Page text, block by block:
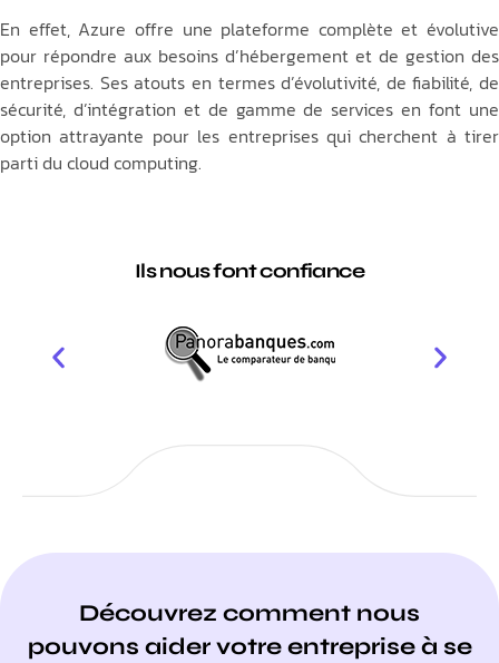
En effet, Azure offre une plateforme complète et évolutive
pour répondre aux besoins d’hébergement et de gestion des
entreprises. Ses atouts en termes d’évolutivité, de fiabilité, de
sécurité, d’intégration et de gamme de services en font une
option attrayante pour les entreprises qui cherchent à tirer
parti du cloud computing.
Ils nous font confiance
Découvrez comment nous
pouvons aider votre entreprise à se